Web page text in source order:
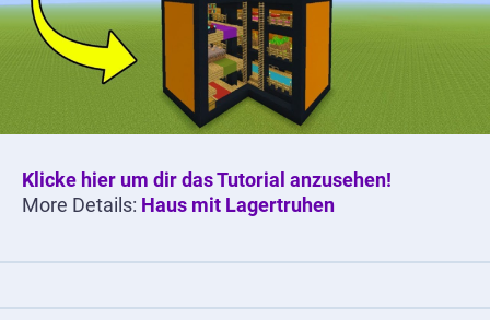
Klicke hier um dir das Tutorial anzusehen!
More Details: Haus mit Lagertruhen